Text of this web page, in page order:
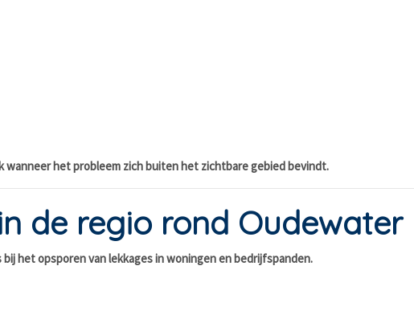
wanneer het probleem zich buiten het zichtbare gebied bevindt.
de regio rond Oudewater
het opsporen van lekkages in woningen en bedrijfspanden.